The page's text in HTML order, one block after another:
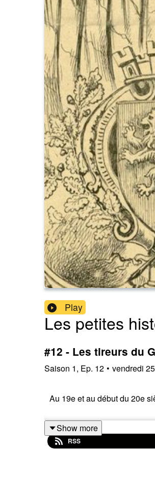
Play
Les petites
#12 - Les tireurs du
Saison 1, Ep. 12 • vendredi
Au 19e et au début du 20e
Show more
RSS